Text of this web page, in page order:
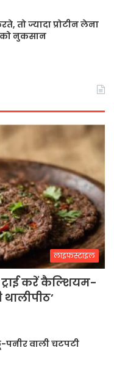
तो ज्यादा प्रोटीन लेना
नुकसान
लाइफस्टाइल
करें कैल्शियम-
थालीपीठ’
वाली चटपटी